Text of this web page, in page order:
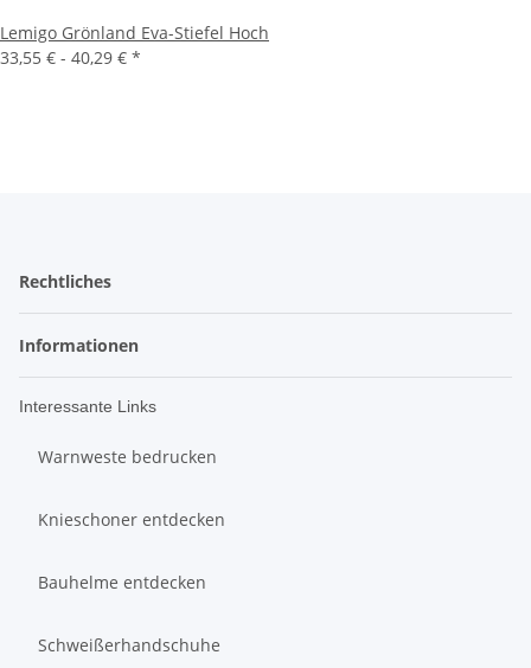
Lemigo Grönland Eva-Stiefel Hoch
33,55 € - 40,29 € *
Rechtliches
Informationen
Interessante Links
Warnweste bedrucken
Knieschoner entdecken
Bauhelme entdecken
Schweißerhandschuhe